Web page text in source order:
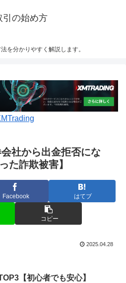
引の始め方
を分かりやすく解説します。
社から出金拒否にな
た詐欺被害】
Facebook はてブ
コピー
2025.04.28
【初心者でも安心】